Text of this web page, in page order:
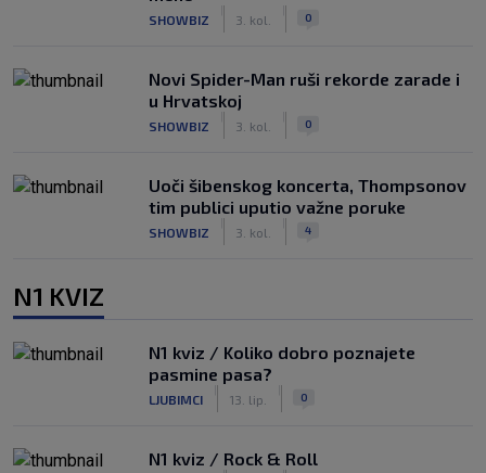
SHOWBIZ 3. kol. 0
Novi Spider-Man ruši rekorde zarade i
u Hrvatskoj
SHOWBIZ 3. kol. 0
Uoči šibenskog koncerta, Thompsonov
tim publici uputio važne poruke
SHOWBIZ 3. kol. 4
N1 KVIZ
N1 kviz / Koliko dobro poznajete
pasmine pasa?
LJUBIMCI 13. lip. 0
N1 kviz / Rock & Roll